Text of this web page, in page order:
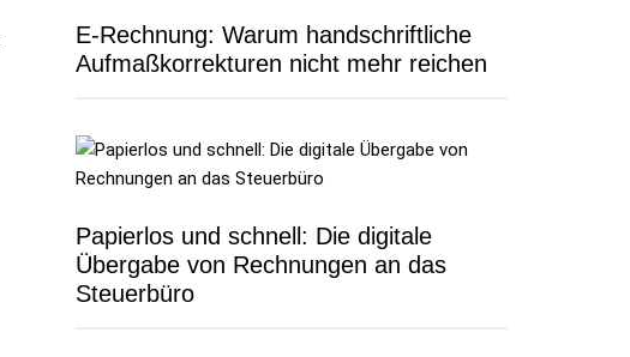
E-Rechnung: Warum handschriftliche
Aufmaßkorrekturen nicht mehr reichen
Papierlos und schnell: Die digitale
Übergabe von Rechnungen an das
Steuerbüro